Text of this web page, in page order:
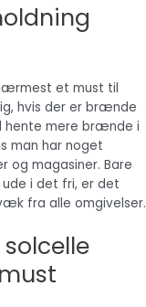
et must til
hvis der er brænde
hente mere brænde i
man har noget
og magasiner. Bare
i det fri, er det
fra alle omgivelser.